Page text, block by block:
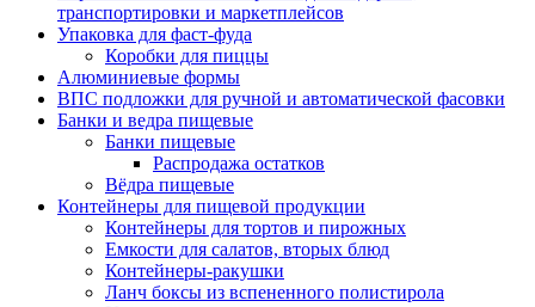
транспортировки и маркетплейсов
Упаковка для фаст-фуда
Коробки для пиццы
Алюминиевые формы
ВПС подложки для ручной и автоматической фасовки
Банки и ведра пищевые
Банки пищевые
Распродажа остатков
Вёдра пищевые
Контейнеры для пищевой продукции
Контейнеры для тортов и пирожных
Емкости для салатов, вторых блюд
Контейнеры-ракушки
Ланч боксы из вспененного полистирола